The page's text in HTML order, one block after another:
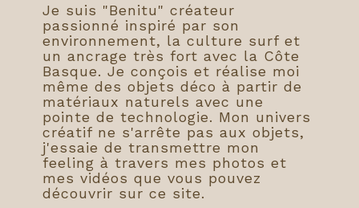
Je suis "Benitu" créateur
passionné inspiré par son
environnement, la culture surf et
un ancrage très fort avec la Côte
Basque. Je conçois et réalise moi
même des objets déco à partir de
matériaux naturels avec une
pointe de technologie. Mon univers
créatif ne s'arrête pas aux objets,
j'essaie de transmettre mon
feeling à travers mes photos et
mes vidéos que vous pouvez
découvrir sur ce site.